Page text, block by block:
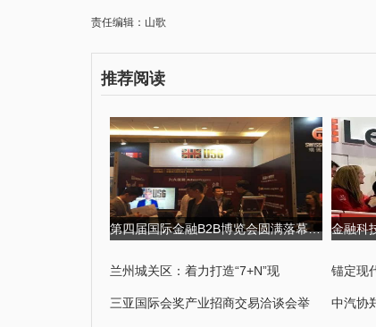
责任编辑：山歌
推荐阅读
第四届国际金融B2B博览会圆满落幕,USGFX大放异彩 第四届京剧票友大
兰州城关区：着力打造“7+N”现 锚定现
三亚国际会奖产业招商交易洽谈会举 中汽协